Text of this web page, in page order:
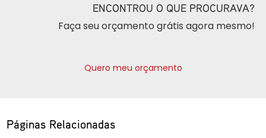
ENCONTROU O QUE PROCURAVA?
Faça seu orçamento grátis agora mesmo!
Quero meu orçamento
Páginas Relacionadas